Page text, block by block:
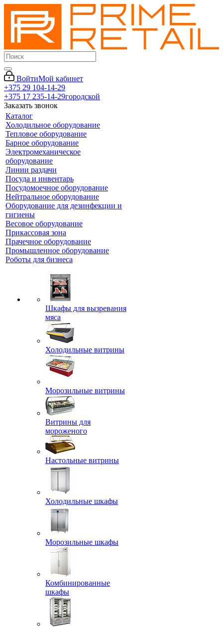
ВойтиМой кабинет
+375 29 104-14-29
+375 17 235-14-29городской
Заказать звонок
Каталог
Холодильное оборудование
Тепловое оборудование
Барное оборудование
Электромеханическое
оборудование
Линии раздачи
Посуда и инвентарь
Посудомоечное оборудование
Нейтральное оборудование
Оборудование для дезинфекции и
гигиены
Весовое оборудование
Прикассовая зона
Прачечное оборудование
Промышленное оборудование
Роботы для бизнеса
Шкафы для вызревания
мяса
Холодильные витрины
Морозильные витрины
Витрины для
мороженого
Настольные витрины
Холодильные шкафы
Морозильные шкафы
Комбинированные
шкафы